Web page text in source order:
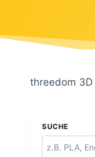
threedom 3D
SUCHE